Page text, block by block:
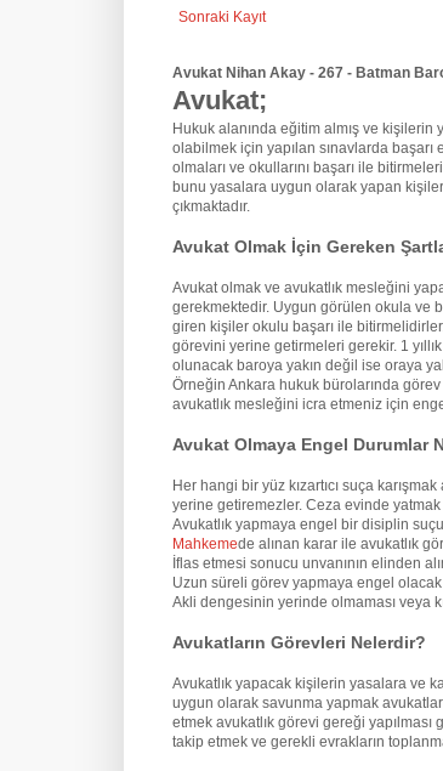
Sonraki Kayıt
Avukat Nihan Akay - 267 - Batman
Avukat;
Hukuk alanında eğitim almış ve kişilerin
olabilmek için yapılan sınavlarda
olmaları ve okullarını başarı ile
bunu yasalara uygun olarak yapan
çıkmaktadır.
Avukat Olmak İçin Gereken
Avukat olmak ve avukatlık mesleğini
gerekmektedir. Uygun görülen okula ve
giren kişiler okulu başarı ile
görevini yerine getirmeleri gerekir. 1
olunacak baroya yakın değil ise oraya
Örneğin Ankara hukuk bürolarında
avukatlık mesleğini icra etmeniz için
Avukat Olmaya Engel Durumlar
Her hangi bir yüz kızartıcı suça
yerine getiremezler. Ceza evinde yatmak
Avukatlık yapmaya engel bir disiplin
Mahkemede alınan karar ile avukatlık
İflas etmesi sonucu unvanının elinden
Uzun süreli görev yapmaya engel
Akli dengesinin yerinde olmaması veya
Avukatların Görevleri Nelerdir?
Avukatlık yapacak kişilerin yasalara ve
uygun olarak savunma yapmak
etmek avukatlık görevi gereği
takip etmek ve gerekli evrakların